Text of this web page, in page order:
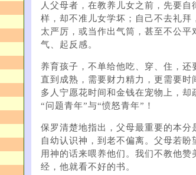
人父母者，在教养儿女之前，先要
样，却不准儿女学坏；自己不去礼拜
太严厉，或当作出气筒，甚至不公平
气、起反感。
养育孩子，不单给他吃、穿、住，还
直到成熟，需要财力​​精力，更需要时
多人宁愿花时间和金钱在宠物上，
“问题青年”与“愤怒青年”！
保罗清楚地指出，父母最重要的本分
自幼认识神，到老不偏离。父母若盼
用神的话来喂养他们。我们不教他赞
经，他就看不好的书。